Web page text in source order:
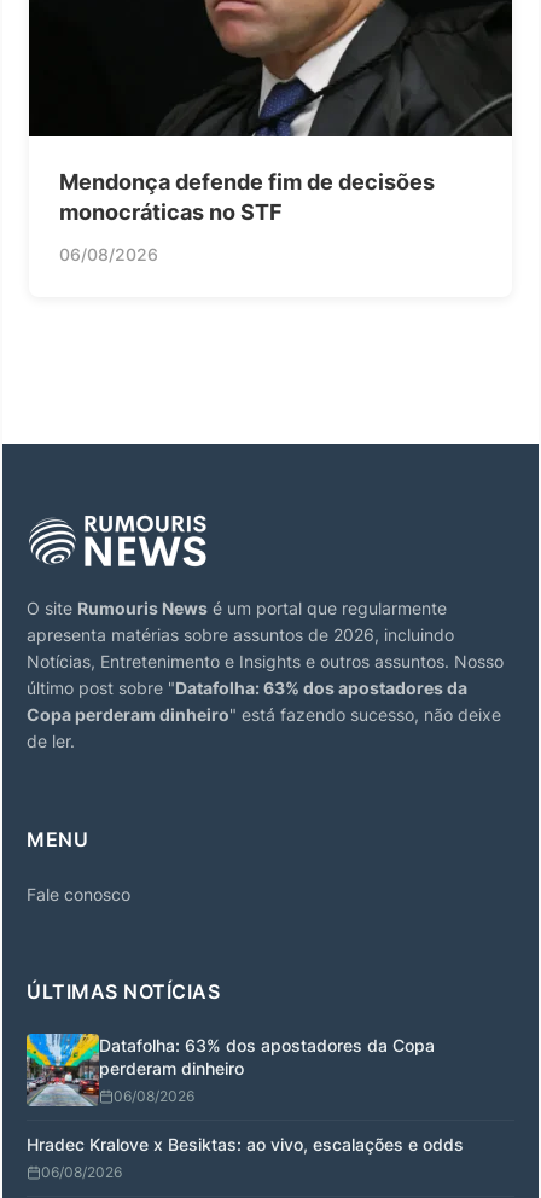
Mendonça defende fim de decisões
monocráticas no STF
06/08/2026
O site Rumouris News é um portal que regularmente
apresenta matérias sobre assuntos de 2026, incluindo
Notícias, Entretenimento e Insights e outros assuntos. Nosso
último post sobre "Datafolha: 63% dos apostadores da
Copa perderam dinheiro" está fazendo sucesso, não deixe
de ler.
MENU
Fale conosco
ÚLTIMAS NOTÍCIAS
Datafolha: 63% dos apostadores da Copa
perderam dinheiro
06/08/2026
Hradec Kralove x Besiktas: ao vivo, escalações e odds
06/08/2026